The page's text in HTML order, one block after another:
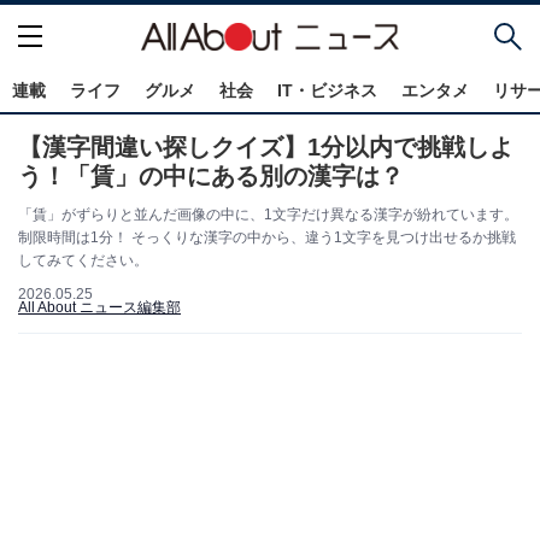
連載 ライフ グルメ 社会 IT・ビジネス エンタメ リサ
【漢字間違い探しクイズ】1分以内で挑戦しよ
う！「賃」の中にある別の漢字は？
「賃」がずらりと並んだ画像の中に、1文字だけ異なる漢字が紛れています。
制限時間は1分！ そっくりな漢字の中から、違う1文字を見つけ出せるか挑戦
してみてください。
2026.05.25
All About ニュース編集部